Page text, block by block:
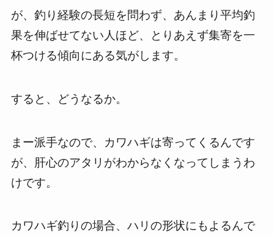
が、釣り経験の長短を問わず、あんまり平均釣
果を伸ばせてない人ほど、とりあえず集寄を一
杯つける傾向にある気がします。
すると、どうなるか。
まー派手なので、カワハギは寄ってくるんです
が、肝心のアタリがわからなくなってしまうわ
けです。
カワハギ釣りの場合、ハリの形状にもよるんで